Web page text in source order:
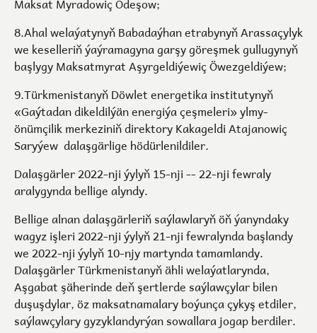
8.Ahal welaýatynyň Babadaýhan etrabynyň Arassaçylyk
we keselleriň ýaýramagyna garşy göreşmek gullugynyň
başlygy Maksatmyrat Aşyrgeldiýewiç Öwezgeldiýew;
9.Türkmenistanyň Döwlet energetika institutynyň
«Gaýtadan dikeldilýän energiýa çeşmeleri» ylmy-
önümçilik merkeziniň direktory Kakageldi Atajanowiç
Saryýew dalaşgärlige hödürlenildiler.
Dalaşgärler 2022-nji ýylyň 15-nji -- 22-nji fewraly
aralygynda bellige alyndy.
Bellige alnan dalaşgärleriň saýlawlaryň öň ýanyndaky
wagyz işleri 2022-nji ýylyň 21-nji fewralynda başlandy
we 2022-nji ýylyň 10-njy martynda tamamlandy.
Dalaşgärler Türkmenistanyň ähli welaýatlarynda,
Aşgabat şäherinde deň şertlerde saýlawçylar bilen
duşuşdylar, öz maksatnamalary boýunça çykyş etdiler,
saýlawçylary gyzyklandyrýan sowallara jogap berdiler.